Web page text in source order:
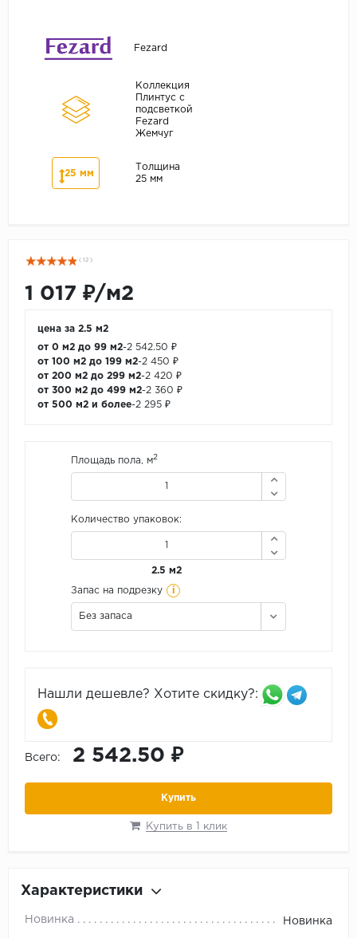
Fezard
Коллекция
Плинтус с
подсветкой
Fezard
Жемчуг
25 мм
Толщина
25 мм
( 12 )
1 017 ₽/м2
цена за 2.5 м2
от 0 м2 до 99 м2-2 542.50 ₽
от 100 м2 до 199 м2-2 450 ₽
от 200 м2 до 299 м2-2 420 ₽
от 300 м2 до 499 м2-2 360 ₽
от 500 м2 и более-2 295 ₽
Площадь пола, м2
Количество упаковок:
2.5 м2
Запас на подрезку i
Без запаса
Нашли дешевле? Хотите скидку?:
Всего: 2 542.50 ₽
Купить
Купить в 1 клик
Характеристики
Новинка Новинка